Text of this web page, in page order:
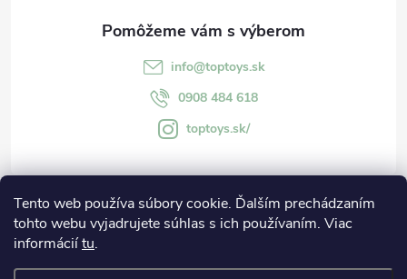
Tento web používa súbory cookie. Ďalším prechádzaním
tohto webu vyjadrujete súhlas s ich používaním. Viac
informáciítu.
e
Informácie
info@toptoys.sk
0908 484 618
toptoys.sk/